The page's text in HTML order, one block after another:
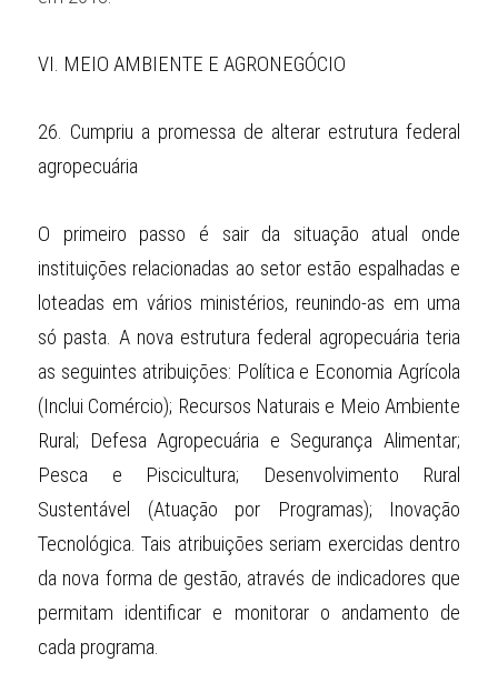
VI. MEIO AMBIENTE E AGRONEGÓCIO
26. Cumpriu a promessa de alterar estrutura federal
agropecuária
O primeiro passo é sair da situação atual onde
instituições relacionadas ao setor estão espalhadas e
loteadas em vários ministérios, reunindo-as em uma
só pasta. A nova estrutura federal agropecuária teria
as seguintes atribuições: Política e Economia Agrícola
(Inclui Comércio); Recursos Naturais e Meio Ambiente
Rural; Defesa Agropecuária e Segurança Alimentar;
Pesca e Piscicultura; Desenvolvimento Rural
Sustentável (Atuação por Programas); Inovação
Tecnológica. Tais atribuições seriam exercidas dentro
da nova forma de gestão, através de indicadores que
permitam identificar e monitorar o andamento de
cada programa.